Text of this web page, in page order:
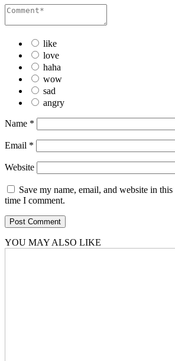
like
love
haha
wow
sad
angry
Name *
Email *
Website
Save my name, email, and website in
time I comment.
YOU MAY ALSO LIKE